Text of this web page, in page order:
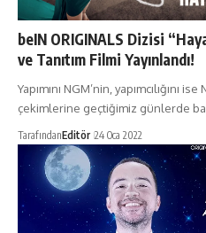
beIN ORIGINALS Dizisi
ve Tanıtım Filmi Yayınlandı!
Yapımını NGM’nin, yapımcılığını
çekimlerine geçtiğimiz günlerde
TarafındanEditör 24 Oca 2022